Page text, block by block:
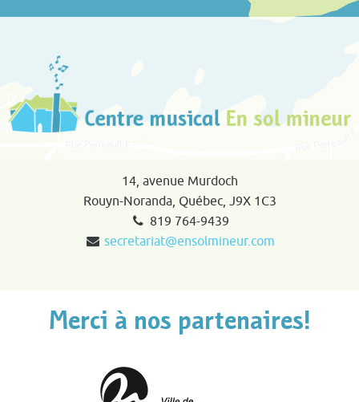
14, avenue Murdoch
Rouyn-Noranda, Québec, J9X 1C3
819 764-9439
secretariat@ensolmineur.com
Merci à nos partenaires!